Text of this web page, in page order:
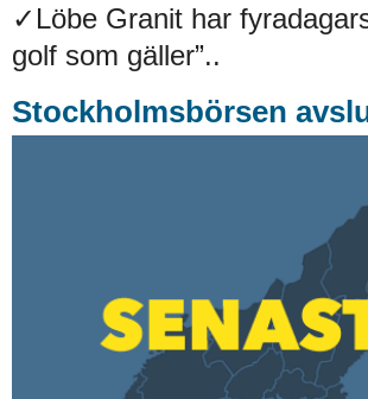
✓Löbe Granit har
golf som gäller”..
Stockholmsbörsen